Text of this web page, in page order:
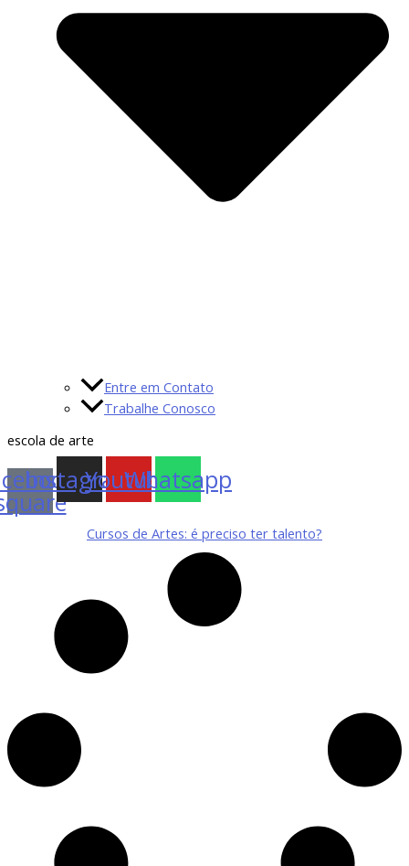
Entre em Contato
Trabalhe Conosco
escola de arte
Instagram
Youtube
Whatsapp
Cursos de Artes: é preciso ter talento?